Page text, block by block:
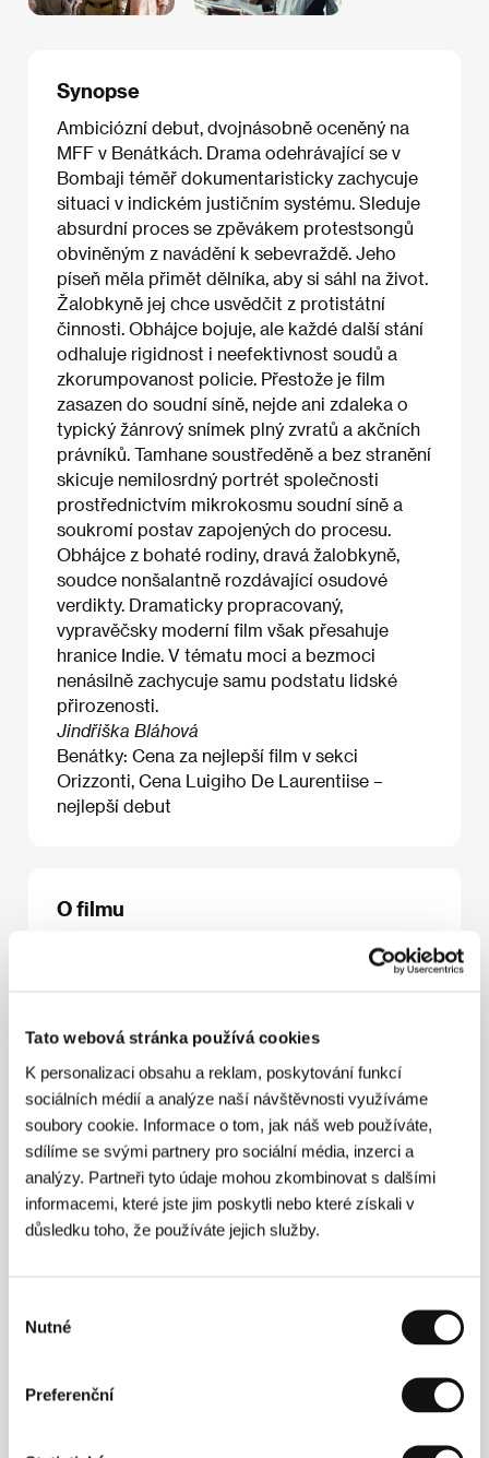
Tato webová stránka používá cookies
K personalizaci obsahu a reklam, poskytování funkcí
sociálních médií a analýze naší návštěvnosti využíváme
soubory cookie. Informace o tom, jak náš web používáte,
sdílíme se svými partnery pro sociální média, inzerci a
analýzy. Partneři tyto údaje mohou zkombinovat s dalšími
informacemi, které jste jim poskytli nebo které získali v
důsledku toho, že používáte jejich služby.
souhlasu
Nutné
Preferenční
Synopse
Ambiciózní debut, dvojnásobně oceněný na
MFF v Benátkách. Drama odehrávající se v
Bombaji téměř dokumentaristicky zachycuje
situaci v indickém justičním systému. Sleduje
absurdní proces se zpěvákem protestsongů
obviněným z navádění k sebevraždě. Jeho
píseň měla přimět dělníka, aby si sáhl na život.
Žalobkyně jej chce usvědčit z protistátní
činnosti. Obhájce bojuje, ale každé další stání
odhaluje rigidnost i neefektivnost soudů a
zkorumpovanost policie. Přestože je film
zasazen do soudní síně, nejde ani zdaleka o
typický žánrový snímek plný zvratů a akčních
právníků. Tamhane soustředěně a bez stranění
skicuje nemilosrdný portrét společnosti
prostřednictvím mikrokosmu soudní síně a
soukromí postav zapojených do procesu.
Obhájce z bohaté rodiny, dravá žalobkyně,
soudce nonšalantně rozdávající osudové
verdikty. Dramaticky propracovaný,
vypravěčsky moderní film však přesahuje
hranice Indie. V tématu moci a bezmoci
nenásilně zachycuje samu podstatu lidské
přirozenosti.
Jindřiška Bláhová
Benátky: Cena za nejlepší film v sekci
Orizzonti, Cena Luigiho De Laurentiise –
nejlepší debut
O filmu
Bhagat
/ Střih Rikhav Desai / Výtvarník
Pal, Pooja Talreja/ ProducentVivek Gomber
VýrobaZOO Entertainment/ HrajíVira Sathidar,
Vivek Gomber, Geetanjali Kulkarni
/ Sales
Paradise
City Sales
www:http://www.courtthefilm.com/
Režie